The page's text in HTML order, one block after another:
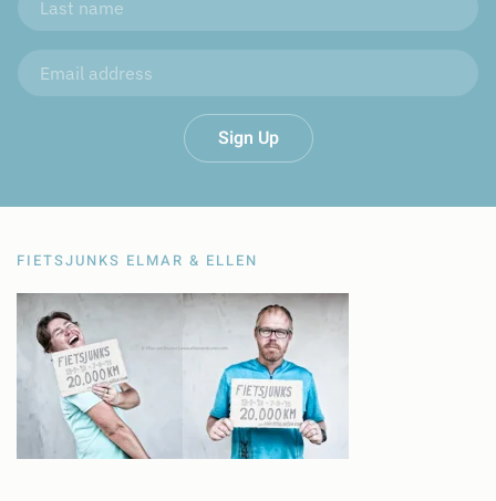
Sign Up
FIETSJUNKS ELMAR & ELLEN